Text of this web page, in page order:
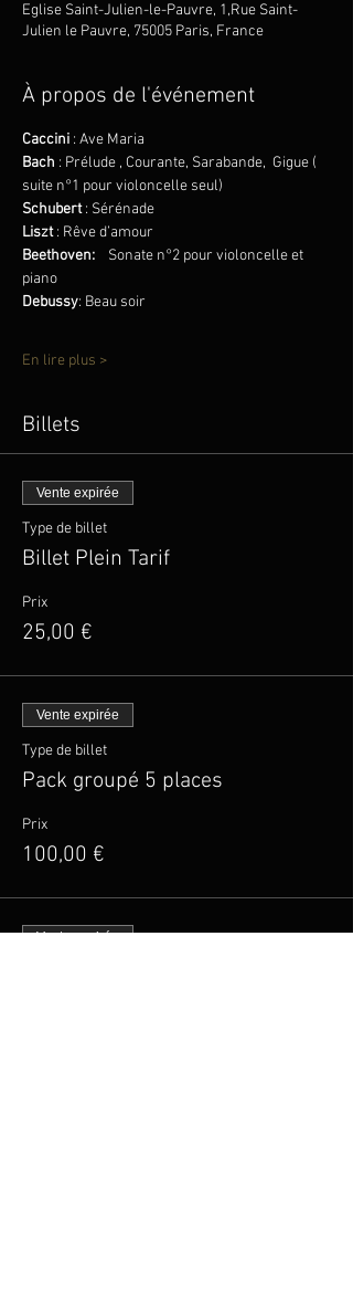
Eglise Saint-Julien-le-Pauvre, 1,Rue Saint-
Julien le Pauvre, 75005 Paris, France
À propos de l'événement
Caccini : Ave Maria
Bach : Prélude , Courante, Sarabande,  Gigue (
suite n°1 pour violoncelle seul)
Schubert : Sérénade
Liszt : Rêve d’amour
Beethoven:
Sonate n°2 pour violoncelle et
piano
Debussy: Beau soir
En lire plus >
Billets
Vente expirée
Type de billet
Billet Plein Tarif
Prix
25,00 €
Vente expirée
Type de billet
Pack groupé 5 places
Prix
100,00 €
Vente expirée